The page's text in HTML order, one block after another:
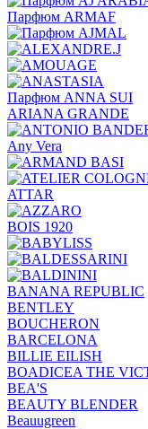
Парфюм ARMAF
Парфюм ANNA SUI
ARIANA GRANDE
Any Vera
ATTAR
BOIS 1920
BANANA REPUBLIC
BENTLEY
BOUCHERON
BARCELONA
BILLIE EILISH
BOADICEA THE
BEA'S
BEAUTY BLENDER
Beauugreen